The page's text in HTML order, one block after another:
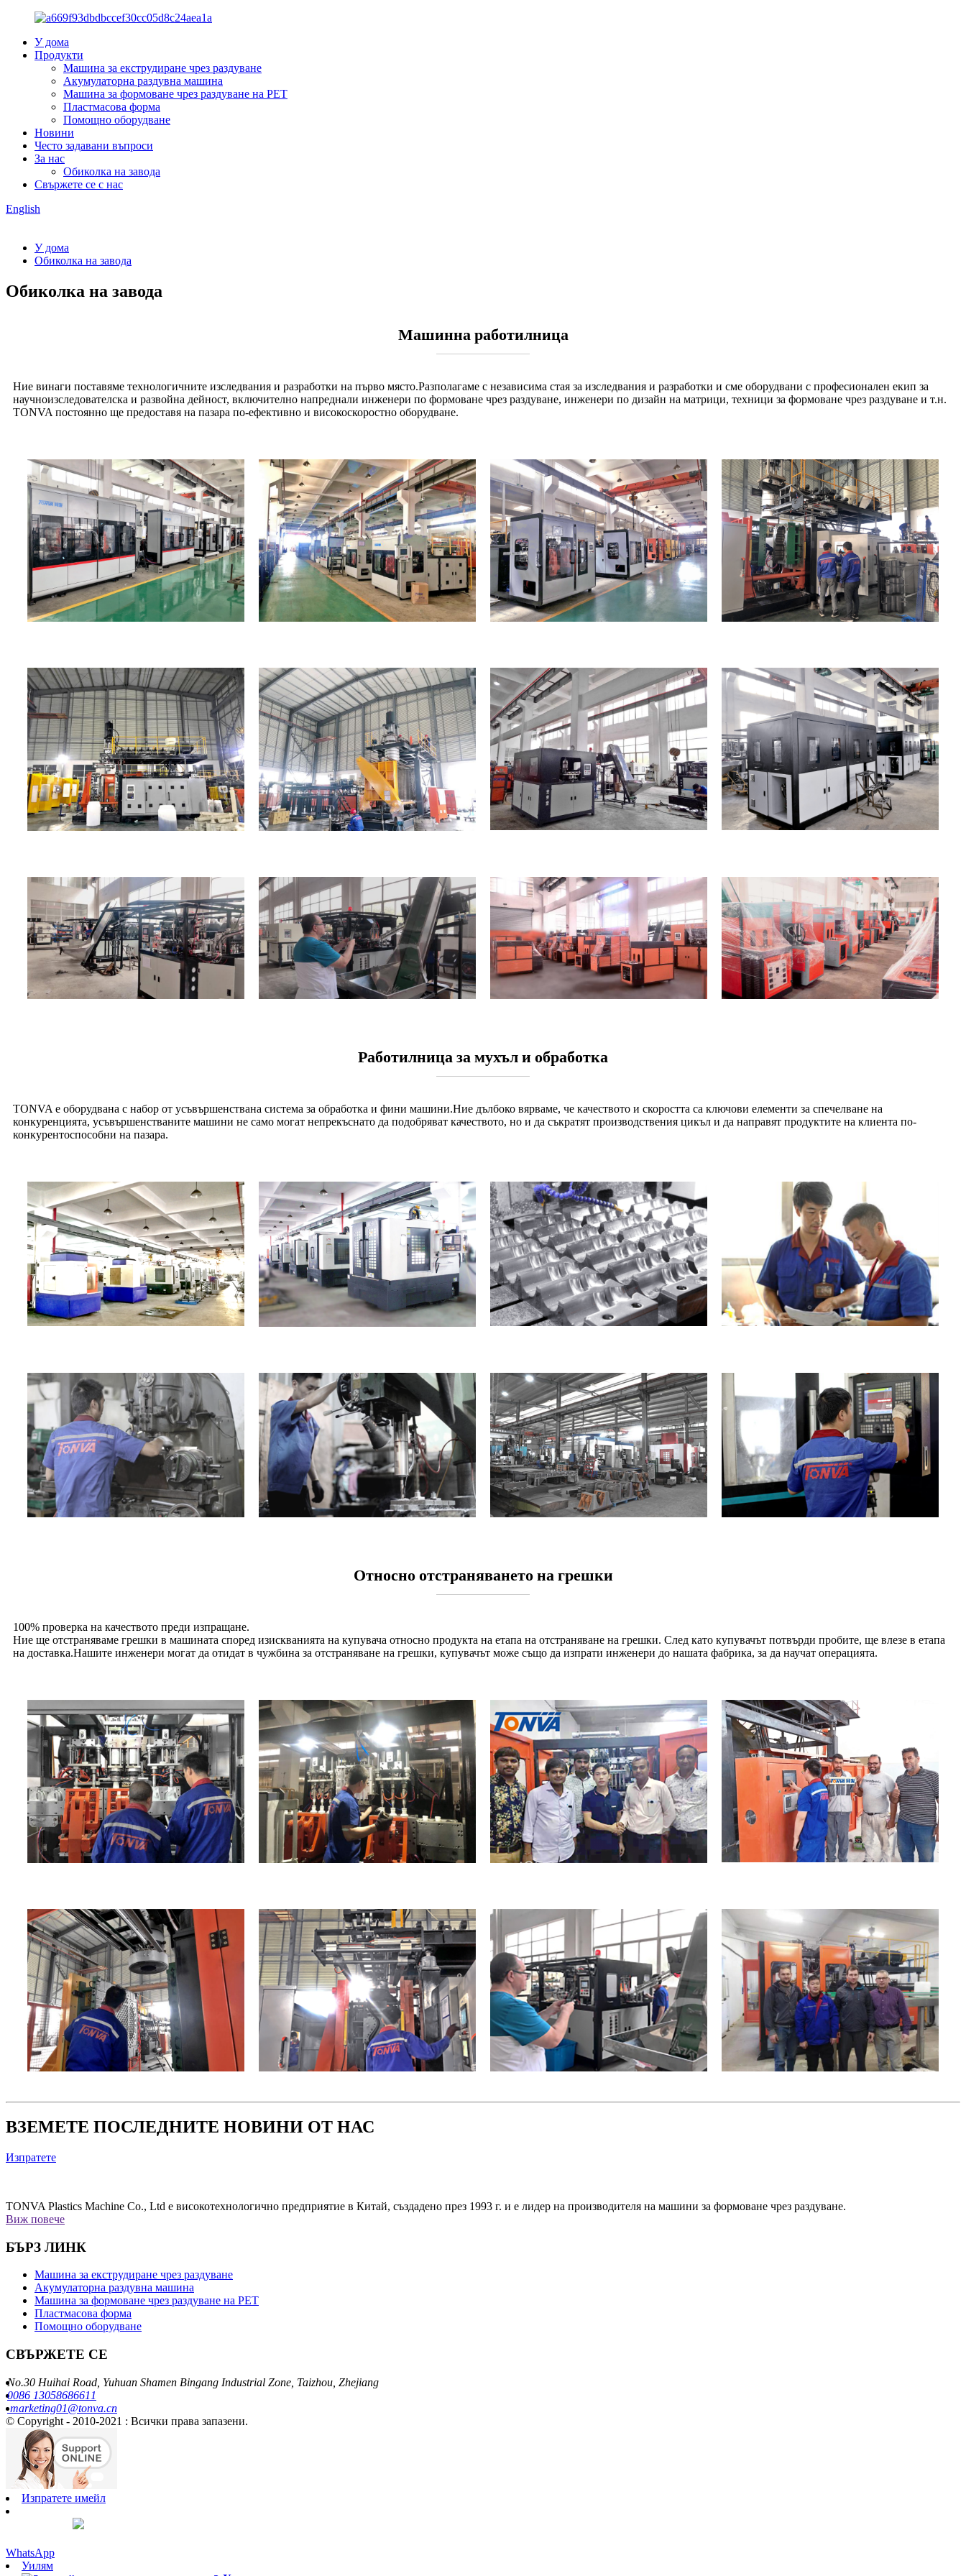
У дома
Продукти
Машина за екструдиране чрез раздуване
Акумулаторна раздувна машина
Машина за формоване чрез раздуване на PET
Пластмасова форма
Помощно оборудване
Новини
Често задавани въпроси
За нас
Обиколка на завода
Свържете се с нас
English
У дома
Обиколка на завода
Обиколка на завода
Машинна работилница
Ние винаги поставяме технологичните изследвания и разработки на първо място.Разполагаме с независима стая за изследвания и разработки и сме оборудвани с професионален екип за
научноизследователска и развойна дейност, включително напреднали инженери по формоване чрез раздуване, инженери по дизайн на матрици, техници за формоване чрез раздуване и т.н.
TONVA постоянно ще предоставя на пазара по-ефективно и високоскоростно оборудване.
Работилница за мухъл и обработка
TONVA е оборудвана с набор от усъвършенствана система за обработка и фини машини.Ние дълбоко вярваме, че качеството и скоростта са ключови елементи за спечелване на
конкуренцията, усъвършенстваните машини не само могат непрекъснато да подобряват качеството, но и да съкратят производствения цикъл и да направят продуктите на клиента по-
конкурентоспособни на пазара.
Относно отстраняването на грешки
100% проверка на качеството преди изпращане.
Ние ще отстраняваме грешки в машината според изискванията на купувача относно продукта на етапа на отстраняване на грешки. След като купувачът потвърди пробите, ще влезе в етапа
на доставка.Нашите инженери могат да отидат в чужбина за отстраняване на грешки, купувачът може също да изпрати инженери до нашата фабрика, за да научат операцията.
ВЗЕМЕТЕ ПОСЛЕДНИТЕ НОВИНИ ОТ НАС
Изпратете
TONVA Plastics Machine Co., Ltd е високотехнологично предприятие в Китай, създадено през 1993 г. и е лидер на производителя на машини за формоване чрез раздуване.
Виж повече
БЪРЗ ЛИНК
Машина за екструдиране чрез раздуване
Акумулаторна раздувна машина
Машина за формоване чрез раздуване на PET
Пластмасова форма
Помощно оборудване
СВЪРЖЕТЕ СЕ
No.30 Huihai Road, Yuhuan Shamen Bingang Industrial Zone, Taizhou, Zhejiang
0086 13058686611
marketing01@tonva.cn
© Copyright - 2010-2021 : Всички права запазени.
Изпратете имейл
WhatsApp
Уилям